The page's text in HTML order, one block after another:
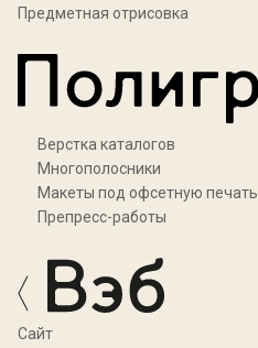
Предметная отрисовка
Верстка каталогов
Многополосники
Макеты под офсетную печать
Препресс-работы
Cайт